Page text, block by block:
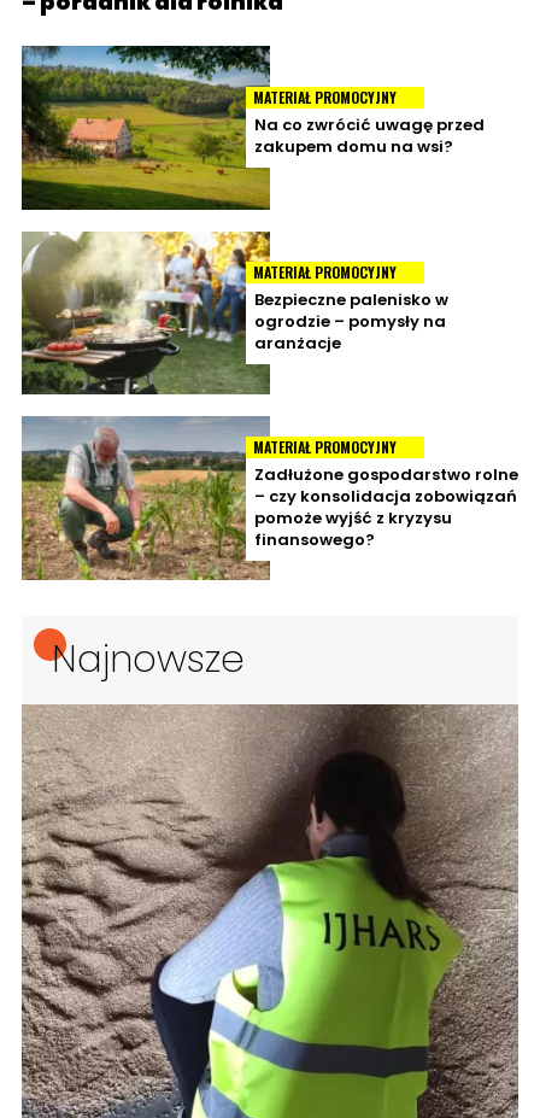
MATERIAŁ PROMOCYJNY
Na co zwrócić uwagę przed
zakupem domu na wsi?
MATERIAŁ PROMOCYJNY
Bezpieczne palenisko w
ogrodzie – pomysły na
aranżacje
MATERIAŁ PROMOCYJNY
Zadłużone gospodarstwo rolne
– czy konsolidacja zobowiązań
pomoże wyjść z kryzysu
finansowego?
Najnowsze